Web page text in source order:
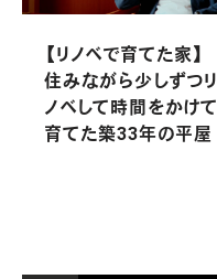
【リノベで育てた家】
住みながら少しずつリ
ノベして時間をかけて
育てた築33年の平屋